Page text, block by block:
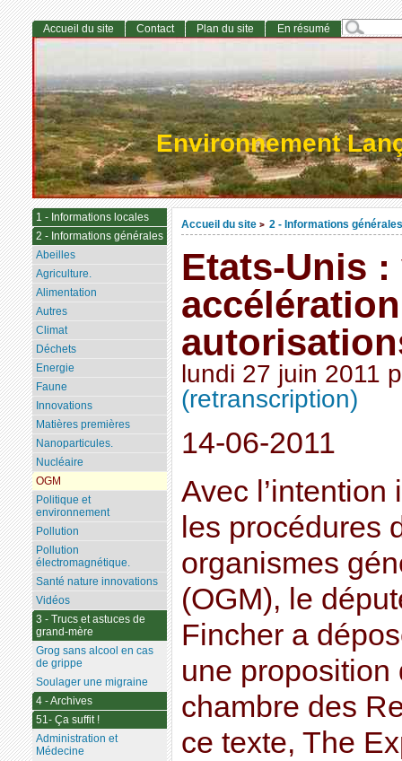
Environnement
Accueil du site > 2 - Informations générales
Etats-Unis
lundi 27 juin 2011
(retranscription)
14-06-2011
Avec l’intention
les procédures
organismes
(OGM), le
Fincher a
une proposition
chambre des
ce texte, The
Accueil du site Contact Plan du site En résumé
1 - Informations locales
2 - Informations générales
Abeilles
Agriculture.
Alimentation
Autres
Climat
Déchets
Energie
Faune
Innovations
Matières premières
Nanoparticules.
Nucléaire
OGM
Politique et
environnement
Pollution
Pollution
électromagnétique.
Santé nature innovations
Vidéos
3 - Trucs et astuces de
grand-mère
Grog sans alcool en cas
de grippe
Soulager une migraine
4 - Archives
51- Ça suffit !
Administration et
Médecine